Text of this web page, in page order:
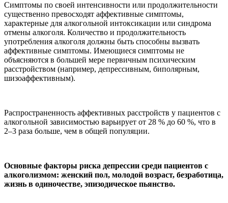
Симптомы по своей интенсивности или продолжительности
существенно превосходят аффективные симптомы,
характерные для алкогольной интоксикации или синдрома
отмены алкоголя. Количество и продолжительность
употребления алкоголя должны быть способны вызвать
аффективные симптомы. Имеющиеся симптомы не
объясняются в большей мере первичным психическим
расстройством (например, депрессивным, биполярным,
шизоаффективным).
Распространенность аффективных расстройств у пациентов с
алкогольной зависимостью варьирует от 28 % до 60 %, что в
2–3 раза больше, чем в общей популяции.
Основные факторы риска депрессии среди пациентов с
алкоголизмом: женский пол, молодой возраст, безработица,
жизнь в одиночестве, эпизодическое пьянство.